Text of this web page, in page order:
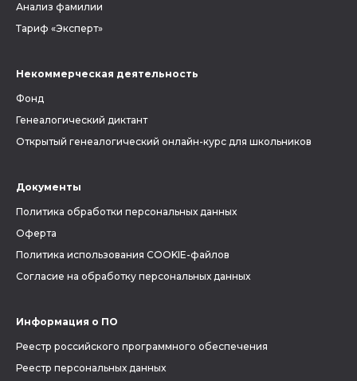
Анализ фамилии
Тариф «Эксперт»
Некоммерческая деятельность
Фонд
Генеалогический диктант
Открытый генеалогический онлайн-курс для школьников
Документы
Политика обработки персональных данных
Оферта
Политика использования COOKIE-файлов
Согласие на обработку персональных данных
Информация о ПО
Реестр российского программного обеспечения
Реестр персональных данных